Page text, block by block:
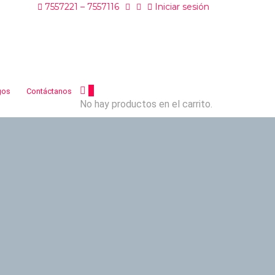
7557221 – 7557116 Iniciar sesión
Contáctanos
No hay productos en el carrito.